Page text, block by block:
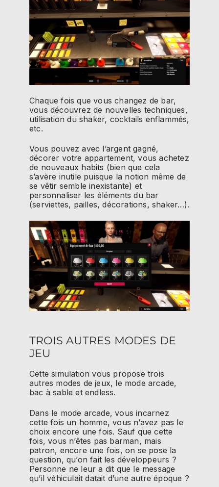
Chaque fois que vous changez de bar,
vous découvrez de nouvelles techniques,
utilisation du shaker, cocktails enflammés,
etc.
Vous pouvez avec l’argent gagné,
décorer votre appartement, vous achetez
de nouveaux habits (bien que cela
s’avère inutile puisque la notion même de
se vêtir semble inexistante) et
personnaliser les éléments du bar
(serviettes, pailles, décorations, shaker…).
TROIS AUTRES MODES DE
JEU
Cette simulation vous propose trois
autres modes de jeux, le mode arcade,
bac à sable et endless.
Dans le mode arcade, vous incarnez
cette fois un homme, vous n’avez pas le
choix encore une fois. Sauf que cette
fois, vous n’êtes pas barman, mais
patron, encore une fois, on se pose la
question, qu’on fait les développeurs ?
Personne ne leur a dit que le message
qu’il véhiculait datait d’une autre époque ?